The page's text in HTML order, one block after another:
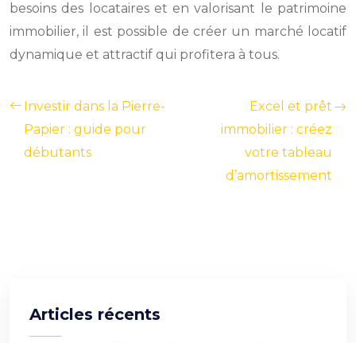
besoins des locataires et en valorisant le patrimoine
immobilier, il est possible de créer un marché locatif
dynamique et attractif qui profitera à tous.
Investir dans la Pierre-
Papier : guide pour
débutants
Excel et prêt
immobilier : créez
votre tableau
d’amortissement
Articles récents